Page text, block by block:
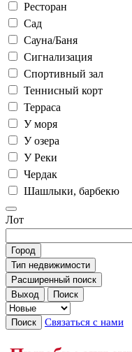
Ресторан
Сад
Сауна/Баня
Сигнализация
Спортивный зал
Теннисный корт
Терраса
У моря
У озера
У Реки
Чердак
Шашлыки, барбекю
Лот
Город
Тип недвижимости
Расширенный поиск
Выход
Поиск
Поиск Связаться с нами